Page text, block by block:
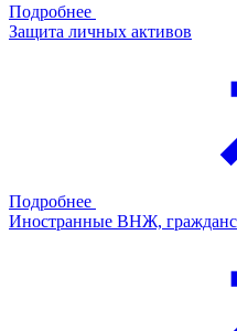
Подробнее
Защита личных активов
Подробнее
Иностранные ВНЖ,